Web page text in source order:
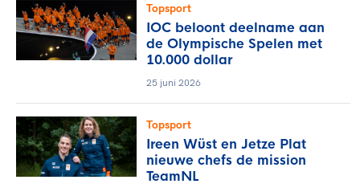
Topsport
IOC beloont deelname aan
de Olympische Spelen met
10.000 dollar
25 juni 2026
Topsport
Ireen Wüst en Jetze Plat
nieuwe chefs de mission
TeamNL